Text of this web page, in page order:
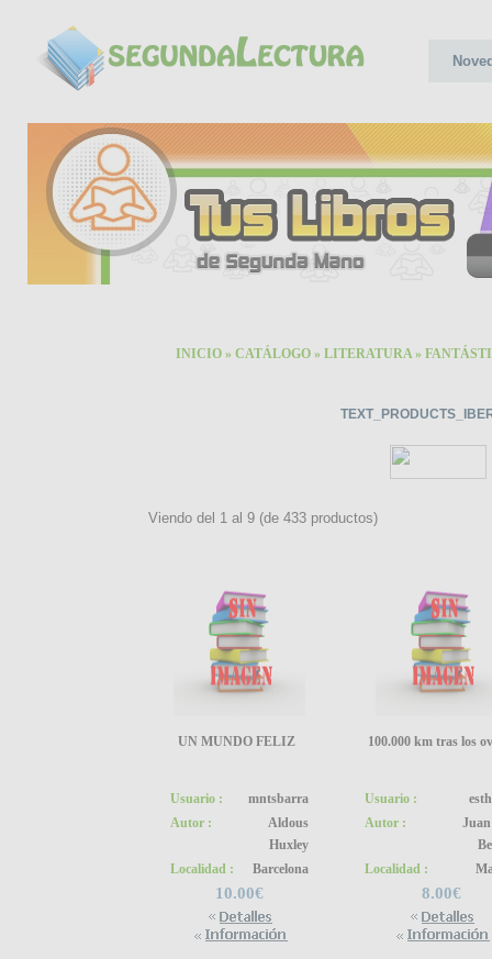
INICIO » CATÁLOGO » LITERATURA»
Viendo del 1 al 9 (de 433 productos)
UN MUNDO FELIZ
Usuario :
mntsbarra
Autor :
Aldous
Huxley
Localidad :
Barcelona
10.00€
100.000 km tras los
Usuario :
Autor :
Juan
Localidad :
8.00€